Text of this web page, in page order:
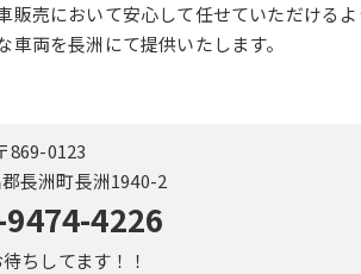
販売において安心して任せていただける
両を長洲にて提供いたします。
869-0123
長洲町長洲1940-2
4226
ちしてます！！